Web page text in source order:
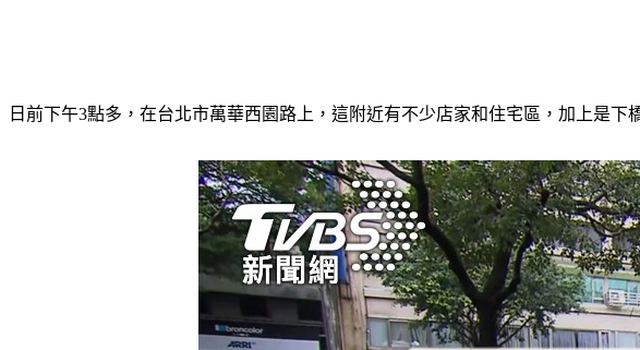
日前下午3點多，在台北市萬華西園路上，這附近有不少店家和住宅區，加上是